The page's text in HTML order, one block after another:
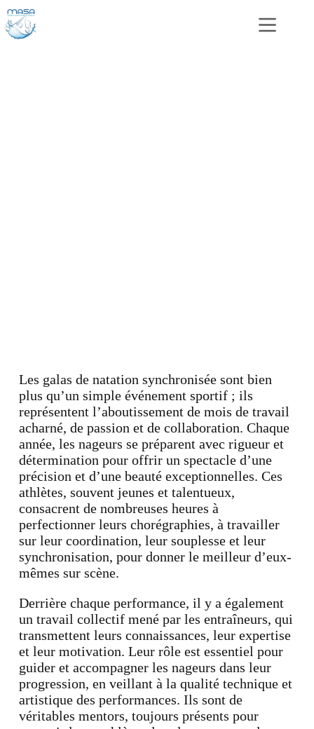
Les galas de natation synchronisée sont bien
plus qu’un simple événement sportif ; ils
représentent l’aboutissement de mois de travail
acharné, de passion et de collaboration. Chaque
année, les nageurs se préparent avec rigueur et
détermination pour offrir un spectacle d’une
précision et d’une beauté exceptionnelles. Ces
athlètes, souvent jeunes et talentueux,
consacrent de nombreuses heures à
perfectionner leurs chorégraphies, à travailler
sur leur coordination, leur souplesse et leur
synchronisation, pour donner le meilleur d’eux-
mêmes sur scène.
Derrière chaque performance, il y a également
un travail collectif mené par les entraîneurs, qui
transmettent leurs connaissances, leur expertise
et leur motivation. Leur rôle est essentiel pour
guider et accompagner les nageurs dans leur
progression, en veillant à la qualité technique et
artistique des performances. Ils sont de
véritables mentors, toujours présents pour